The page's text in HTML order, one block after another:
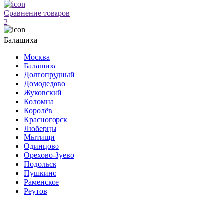
Сравнение товаров
2
Балашиха
Москва
Балашиха
Долгопрудный
Домодедово
Жуковский
Коломна
Королёв
Красногорск
Люберцы
Мытищи
Одинцово
Орехово-Зуево
Подольск
Пушкино
Раменское
Реутов